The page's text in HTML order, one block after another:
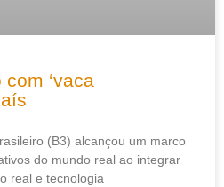
‘vaca
(B3) alcançou um marco
do mundo real ao integrar
real e tecnologia